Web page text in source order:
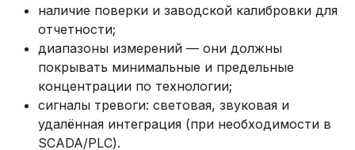
наличие поверки и заводской калибровки для
отчетности;
диапазоны измерений — они должны
покрывать минимальные и предельные
концентрации по технологии;
сигналы тревоги: световая, звуковая и
удалённая интеграция (при необходимости в
SCADA/PLC).